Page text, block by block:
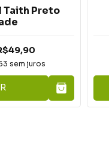
Taith Preto
sem juros